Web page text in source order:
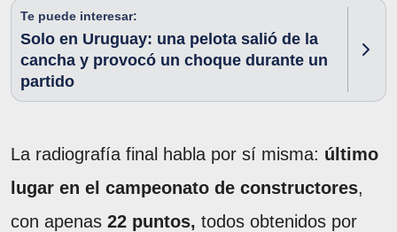
Te puede interesar:
Solo en Uruguay: una pelota salió de la
cancha y provocó un choque durante un
partido
La radiografía final habla por sí misma: último
lugar en el campeonato de constructores,
con apenas 22 puntos, todos obtenidos por